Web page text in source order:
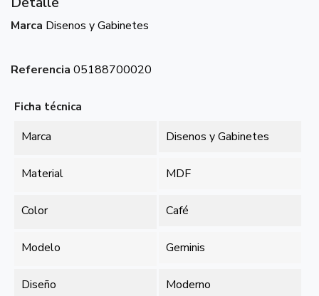
Marca Disenos y Gabinetes
Referencia 05188700020
Ficha técnica
Marca Disenos y Gabinetes
Material MDF
Color Café
Modelo Geminis
Diseño Moderno